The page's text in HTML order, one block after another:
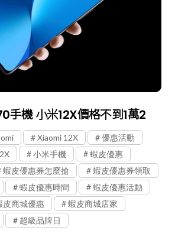
手機 小米12X價格不到1萬2
Xiaomi 12X
優惠活動
小米手機
蝦皮優惠
蝦皮優惠券怎麼搶
蝦皮優惠券領取
蝦皮優惠時間
蝦皮優惠活動
皮商城優惠
蝦皮商城店家
超級品牌日